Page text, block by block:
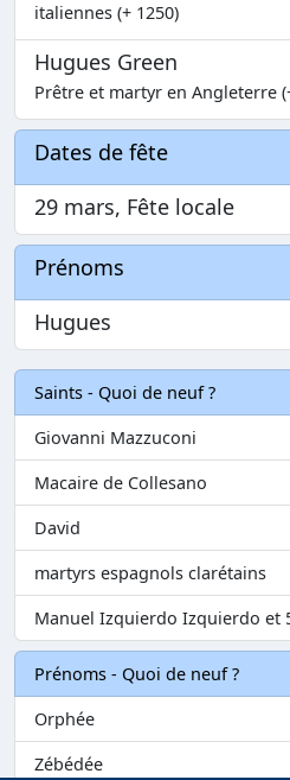
italiennes (+ 1250)
Hugues Green
Prêtre et martyr en Angleterre
Dates de fête
29 mars, Fête locale
Prénoms
Hugues
Saints - Quoi de neuf ?
Giovanni Mazzuconi
Macaire de Collesano
David
martyrs espagnols clarétains
Manuel Izquierdo Izquierdo et
Prénoms - Quoi de neuf ?
Orphée
Zébédée